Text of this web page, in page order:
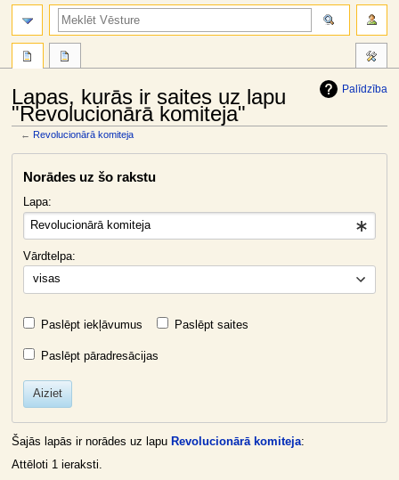
Palīdzība
Lapas, kurās ir saites uz lapu
"Revolucionārā komiteja"
←Revolucionārā komiteja
Norādes uz šo rakstu
Lapa:
Vārdtelpa:
visas
Paslēpt iekļāvumus Paslēpt saites
Paslēpt pāradresācijas
Aiziet
Šajās lapās ir norādes uz lapu Revolucionārā komiteja:
Attēloti 1 ieraksti.
meklēt